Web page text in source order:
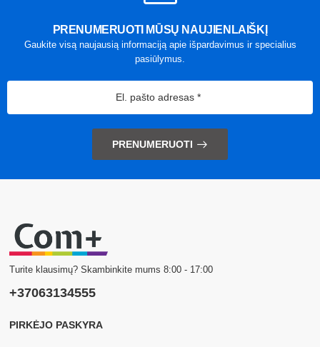
PRENUMERUOTI MŪSŲ NAUJIENLAIŠKĮ
Gaukite visą naujausią informaciją apie išpardavimus ir specialius
pasiūlymus.
PRENUMERUOTI
Turite klausimų? Skambinkite mums 8:00 - 17:00
+37063134555
PIRKĖJO PASKYRA